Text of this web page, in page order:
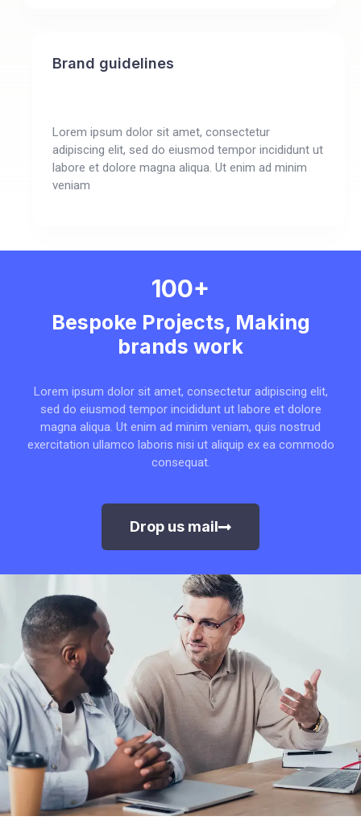
Brand guidelines
Lorem ipsum dolor sit amet, consectetur
adipiscing elit, sed do eiusmod tempor incididunt ut
labore et dolore magna aliqua. Ut enim ad minim
veniam
100+
Bespoke Projects, Making
brands work
Lorem ipsum dolor sit amet, consectetur adipiscing elit,
sed do eiusmod tempor incididunt ut labore et dolore
magna aliqua. Ut enim ad minim veniam, quis nostrud
exercitation ullamco laboris nisi ut aliquip ex ea commodo
consequat.
Drop us mail